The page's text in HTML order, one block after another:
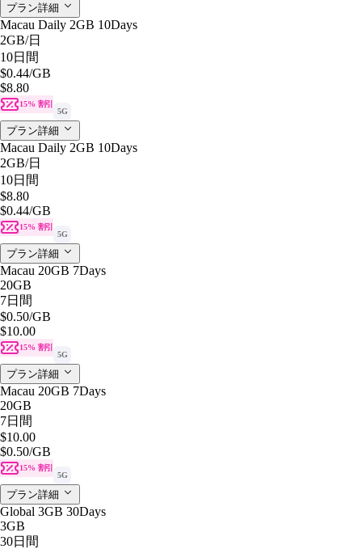
プラン詳細
Macau Daily 2GB 10Days
2GB/日
10日間
$0.44/GB
$8.80
15% 割引
5G
プラン詳細
Macau Daily 2GB 10Days
2GB/日
10日間
$8.80
$0.44/GB
15% 割引
5G
プラン詳細
Macau 20GB 7Days
20GB
7日間
$0.50/GB
$10.00
15% 割引
5G
プラン詳細
Macau 20GB 7Days
20GB
7日間
$10.00
$0.50/GB
15% 割引
5G
プラン詳細
Global 3GB 30Days
3GB
30日間